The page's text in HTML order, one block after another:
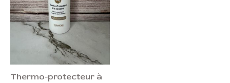
Thermo-protecteur à